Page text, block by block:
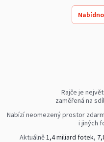
Rajče je
zaměřená na
Nabízí neomezený prostor
i jiných
Aktuálně1,4 miliard fotek,